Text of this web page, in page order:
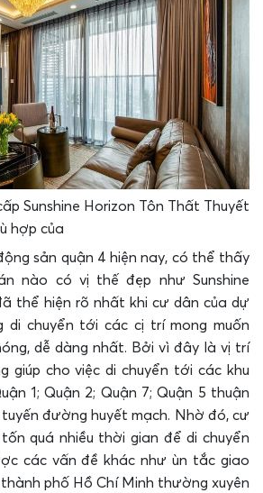
Sunshine Horizon Tôn Thất Thuyết
hợp của
sản quận 4 hiện nay, có thể thấy
nào có vị thế đẹp như Sunshine
thể hiện rõ nhất khi cư dân của dự
di chuyển tới các cị trí mong muốn
dễ dàng nhất. Bởi vì đây là vị trí
giúp cho việc di chuyển tới các khu
1; Quận 2; Quận 7; Quận 5 thuận
đường huyết mạch. Nhờ đó, cư
quá nhiều thời gian để di chuyển
các vấn đề khác như ùn tắc giao
phố Hồ Chí Minh thường xuyên